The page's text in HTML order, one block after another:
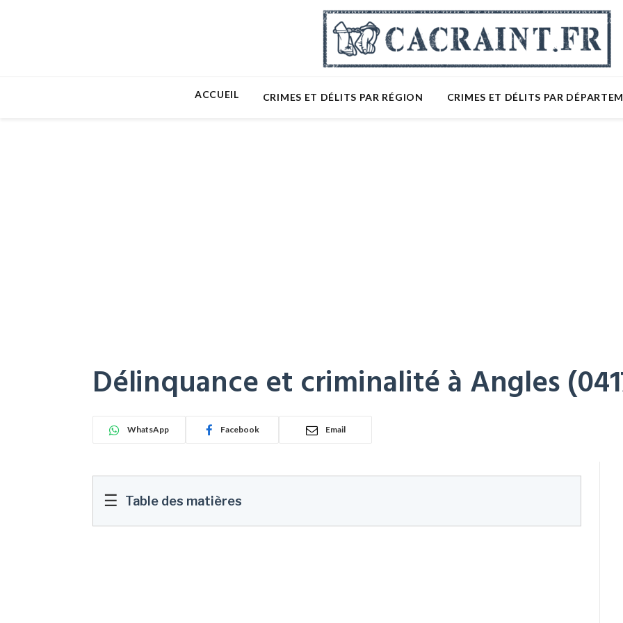
ACCUEIL CRIMES ET DÉLITS PAR RÉGION CRIMES ET DÉLITS PAR
Délinquance et criminalité à Angles
WhatsApp Facebook Email
☰ Table des matières